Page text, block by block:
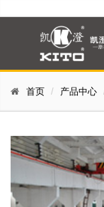
首页 产品中心